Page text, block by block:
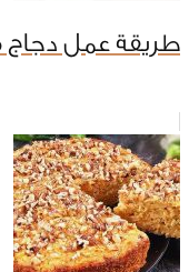
طريقة عمل دجاج